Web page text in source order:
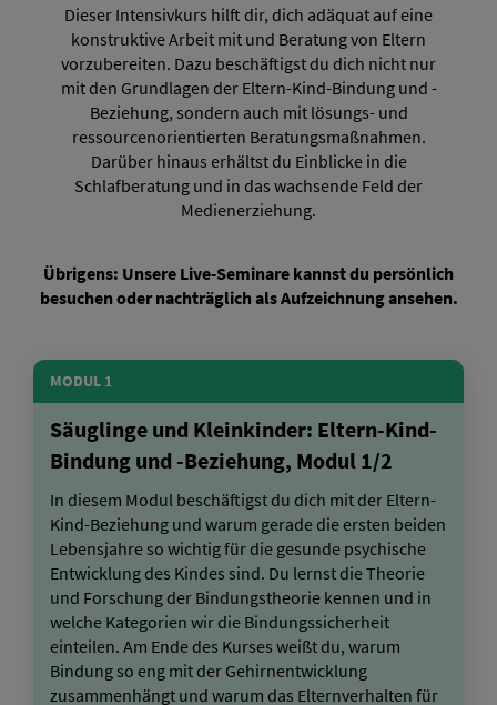
Dieser Intensivkurs hilft dir, dich adäquat auf eine
konstruktive Arbeit mit und Beratung von Eltern
vorzubereiten. Dazu beschäftigst du dich nicht nur
mit den Grundlagen der Eltern-Kind-Bindung und -
Beziehung, sondern auch mit lösungs- und
ressourcenorientierten Beratungsmaßnahmen.
Darüber hinaus erhältst du Einblicke in die
Schlafberatung und in das wachsende Feld der
Medienerziehung.
Übrigens: Unsere Live-Seminare kannst du persönlich
besuchen oder nachträglich als Aufzeichnung ansehen.
MODUL 1
Säuglinge und Kleinkinder: Eltern-Kind-
Bindung und -Beziehung, Modul 1/2
In diesem Modul beschäftigst du dich mit der Eltern-
Kind-Beziehung und warum gerade die ersten beiden
Lebensjahre so wichtig für die gesunde psychische
Entwicklung des Kindes sind. Du lernst die Theorie
und Forschung der Bindungstheorie kennen und in
welche Kategorien wir die Bindungssicherheit
einteilen. Am Ende des Kurses weißt du, warum
Bindung so eng mit der Gehirnentwicklung
zusammenhängt und warum das Elternverhalten für